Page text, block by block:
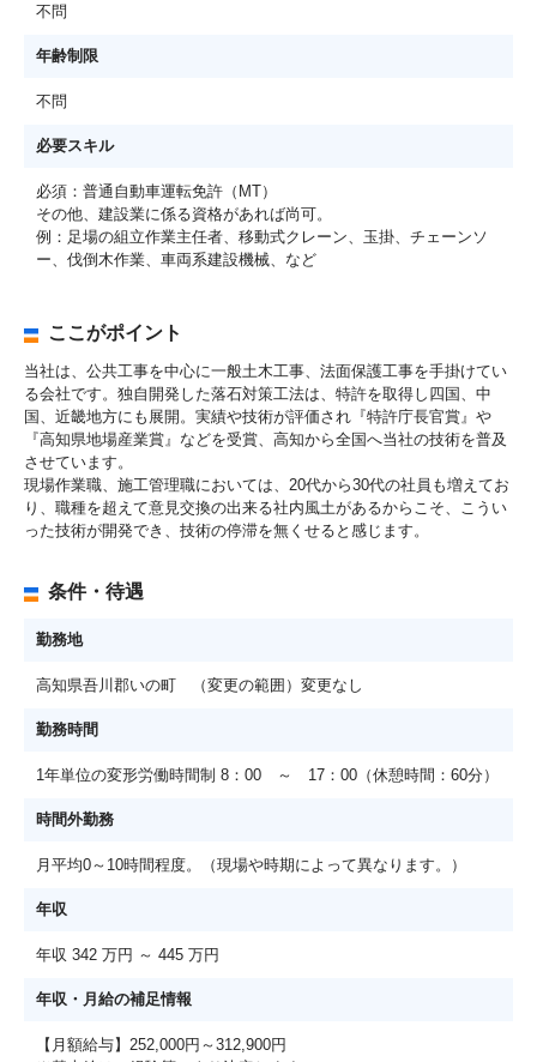
不問
年齢制限
不問
必要スキル
必須：普通自動車運転免許（MT）
その他、建設業に係る資格があれば尚可。
例：足場の組立作業主任者、移動式クレーン、玉掛、チェーンソ
ー、伐倒木作業、車両系建設機械、など
ここがポイント
当社は、公共工事を中心に一般土木工事、法面保護工事を手掛けてい
る会社です。独自開発した落石対策工法は、特許を取得し四国、中
国、近畿地方にも展開。実績や技術が評価され『特許庁長官賞』や
『高知県地場産業賞』などを受賞、高知から全国へ当社の技術を普及
させています。
現場作業職、施工管理職においては、20代から30代の社員も増えてお
り、職種を超えて意見交換の出来る社内風土があるからこそ、こうい
った技術が開発でき、技術の停滞を無くせると感じます。
条件・待遇
勤務地
高知県吾川郡いの町 （変更の範囲）変更なし
勤務時間
1年単位の変形労働時間制 8：00 ～ 17：00（休憩時間：60分）
時間外勤務
月平均0～10時間程度。（現場や時期によって異なります。）
年収
年収 342 万円 ～ 445 万円
年収・月給の補足情報
【月額給与】252,000円～312,900円